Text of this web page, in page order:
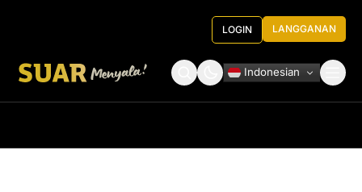
LOGIN LANGGANAN
Indonesian